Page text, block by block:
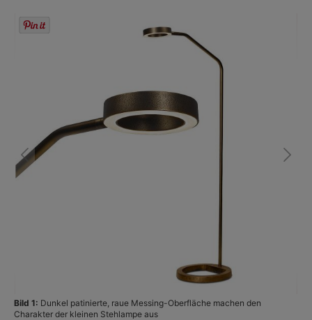
Bildergalerie überspringen
Bild 1: Dunkel patinierte, raue Messing-Oberfläche machen den
Charakter der kleinen Stehlampe aus